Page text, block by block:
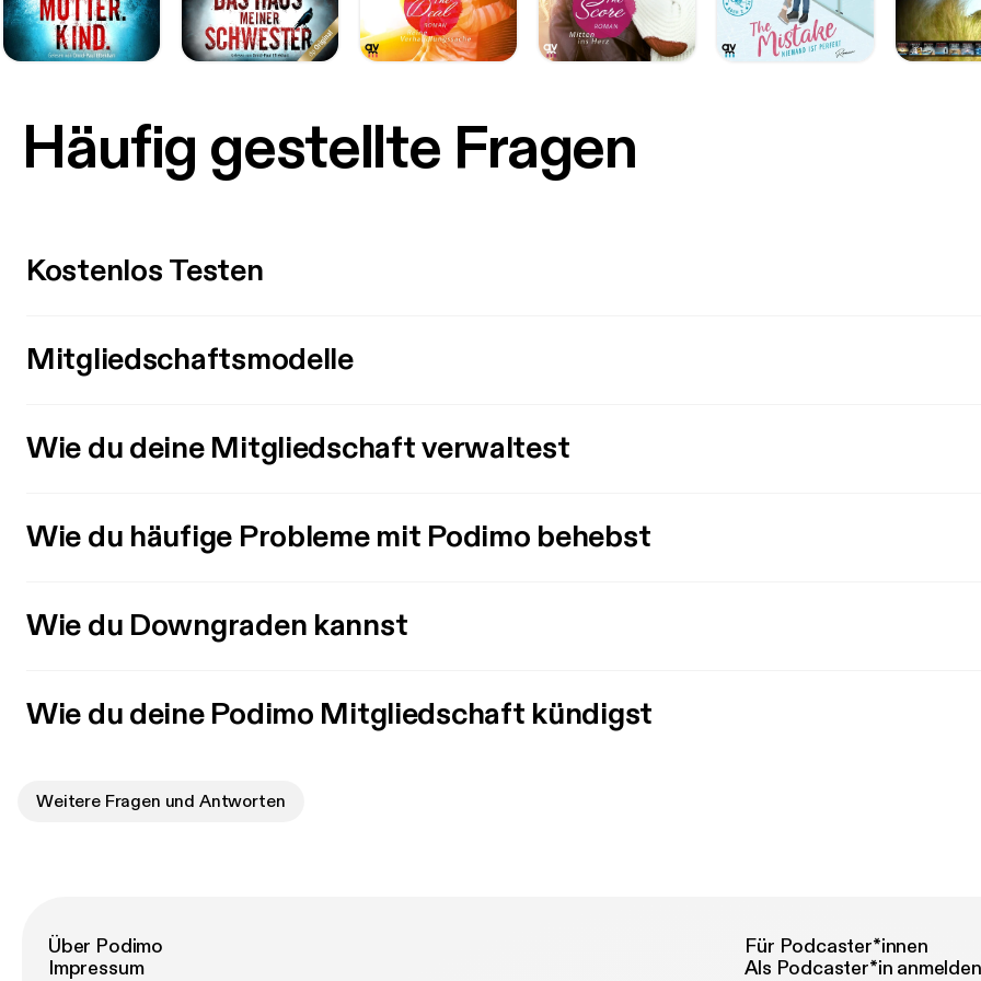
Häufig gestellte Fragen
Kostenlos Testen
Mitgliedschaftsmodelle
Wie du deine Mitgliedschaft verwaltest
Wie du häufige Probleme mit Podimo behebst
Wie du Downgraden kannst
Wie du deine Podimo Mitgliedschaft kündigst
Weitere Fragen und Antworten
Über Podimo
Impressum
Für Podcaster*innen
Als Podcaster*in anmelden